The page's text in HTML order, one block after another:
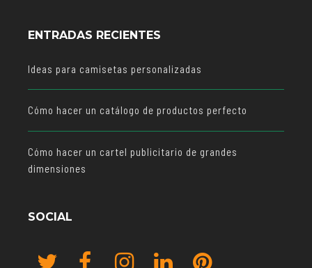
ENTRADAS RECIENTES
Ideas para camisetas personalizadas
Cómo hacer un catálogo de productos perfecto
Cómo hacer un cartel publicitario de grandes
dimensiones
SOCIAL